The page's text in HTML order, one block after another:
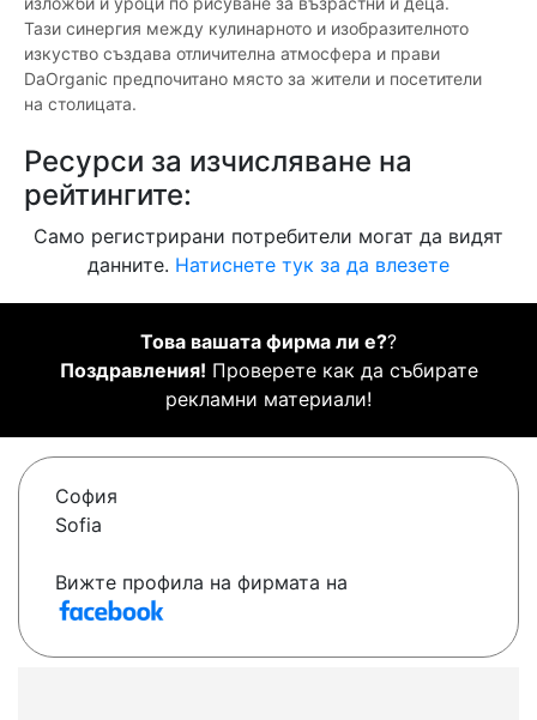
Тази синергия между кулинарното и изобразителното
изкуство създава отличителна атмосфера и прави
DaOrganic предпочитано място за жители и посетители
на столицата.
Ресурси за изчисляване на
рейтингите:
Само регистрирани потребители могат да видят
данните. Натиснете тук за да влезете
Това вашата фирма ли е??
Поздравления! Проверете как да събирате
рекламни материали!
София
Sofia
Вижте профила на фирмата на